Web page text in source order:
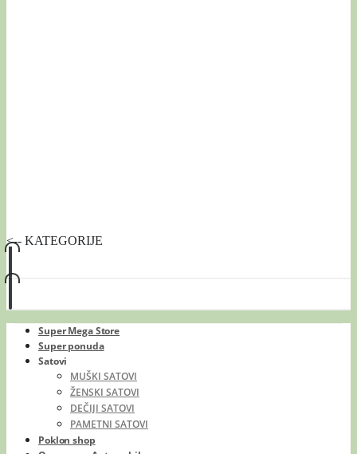
<-- KATEGORIJE
Super Mega Store
Super ponuda
Satovi
MUŠKI SATOVI
ŽENSKI SATOVI
DEČIJI SATOVI
PAMETNI SATOVI
Poklon shop